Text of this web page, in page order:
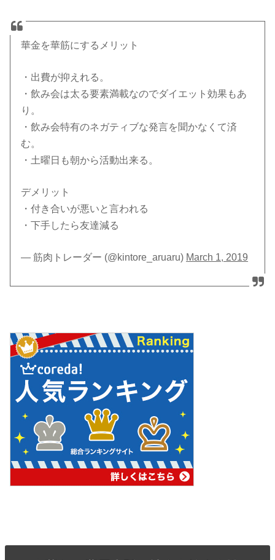
華金を華筋にするメリット
・出費が抑えれる。
・飲み会は太る要素満載なのでダイエット効果もあ
り。
・飲み会特有のネガティブな発言を聞かなくて済
む。
・土曜日も朝から活動出来る。
デメリット
・付き合いが悪いと言われる
・下手したら友達減る
— 筋肉トレーダー (@kintore_aruaru) March 1, 2019